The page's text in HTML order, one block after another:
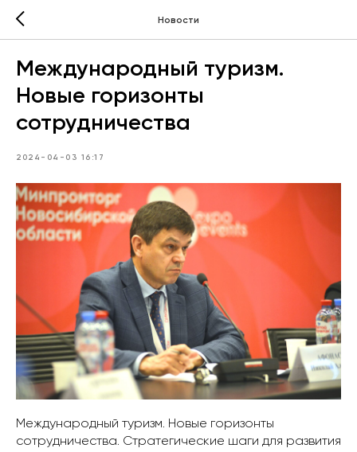
Новости
Международный туризм.
Новые горизонты
сотрудничества
2024-04-03 16:17
Международный туризм. Новые горизонты
сотрудничества. Стратегические шаги для развития